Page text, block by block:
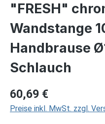
"FRESH"
Wandstange
Handbrause
Schlauch
Regulärer Preis:
60,69 €
Preise inkl. MwSt. zzgl.